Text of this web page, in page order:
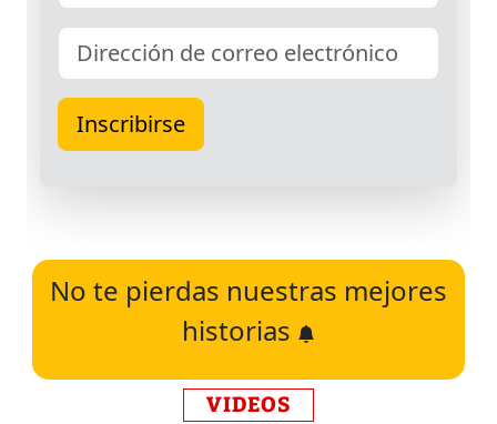
No te pierdas nuestras mejores
historias
VIDEOS